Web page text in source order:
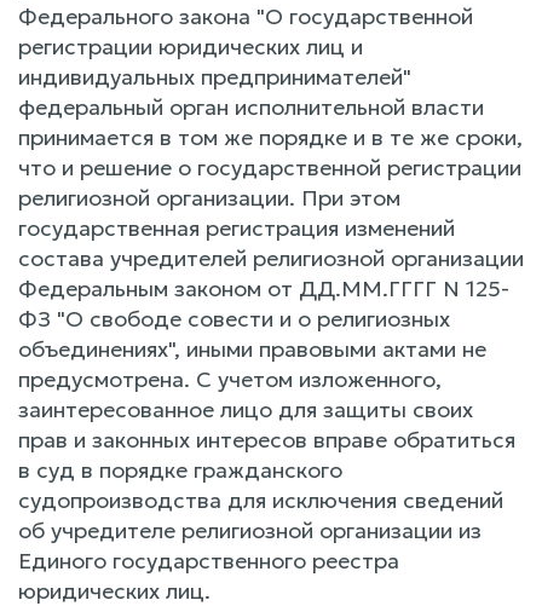
Федерального закона "О государственной
регистрации юридических лиц и
индивидуальных предпринимателей"
федеральный орган исполнительной власти
принимается в том же порядке и в те же сроки,
что и решение о государственной регистрации
религиозной организации. При этом
государственная регистрация изменений
состава учредителей религиозной организации
Федеральным законом от ДД.ММ.ГГГГ N 125-
ФЗ "О свободе совести и о религиозных
объединениях", иными правовыми актами не
предусмотрена. С учетом изложенного,
заинтересованное лицо для защиты своих
прав и законных интересов вправе обратиться
в суд в порядке гражданского
судопроизводства для исключения сведений
об учредителе религиозной организации из
Единого государственного реестра
юридических лиц.